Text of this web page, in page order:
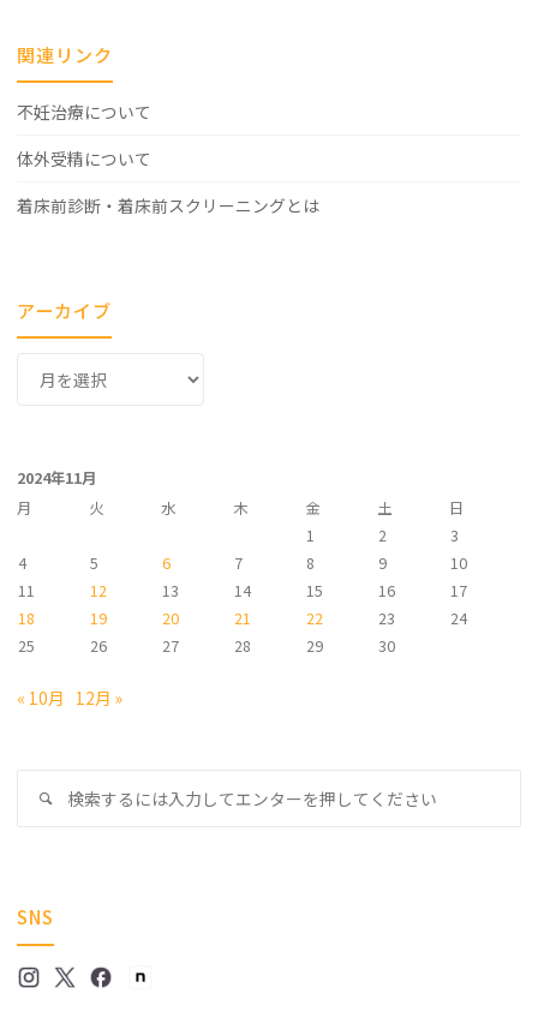
関連リンク
不妊治療について
体外受精について
着床前診断・着床前スクリーニングとは
アーカイブ
ブ
2024年11月
月
火 水 木 金 土
日
1
2
3
4
5 6 7 8 9
10
11
12 13 14 15 16
17
18
19 20 21 22 23
24
25
26 27 28 29 30
« 10月 12月 »
検
SNS